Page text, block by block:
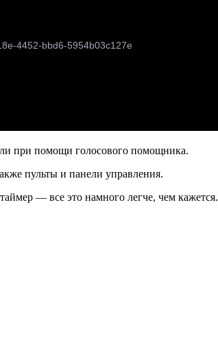
при помощи голосового помощника.
пульты и панели управления.
— все это намного легче, чем кажется.